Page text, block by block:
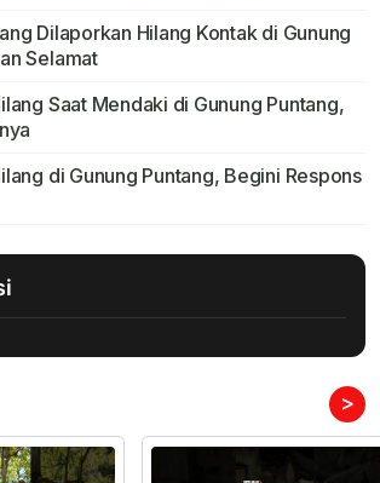
Dilaporkan Hilang Kontak di Gunung
Selamat
Saat Mendaki di Gunung Puntang,
di Gunung Puntang, Begini Respons
>